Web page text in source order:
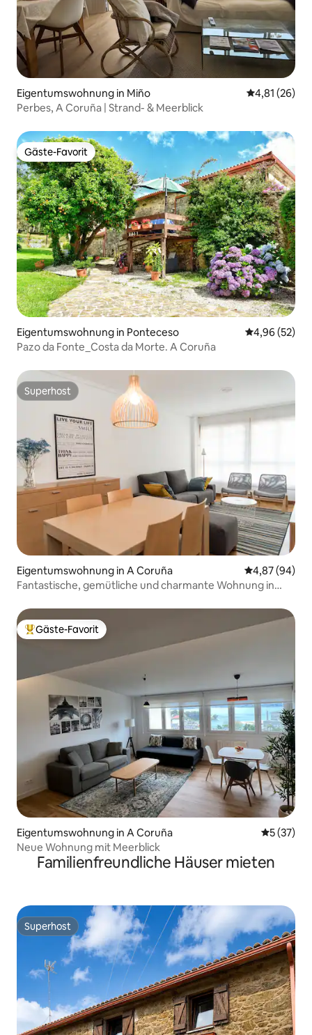
Eigentumswohnung in Miño
4,81 (26)
Perbes, A Coruña | Strand- & Meerblick
Gäste-Favorit
Gäste-Favorit
Eigentumswohnung in Ponteceso
4,96 (52)
Pazo da Fonte_Costa da Morte. A Coruña
Superhost
Superhost
Eigentumswohnung in A Coruña
4,87 (94)
Fantastische, gemütliche und charmante Wohnung in
Beliebter Gäste-Favorit.
Gäste-Favorit
Eigentumswohnung in A Coruña
5 (37)
Neue Wohnung mit Meerblick
Familienfreundliche Häuser mieten
Superhost
Superhost